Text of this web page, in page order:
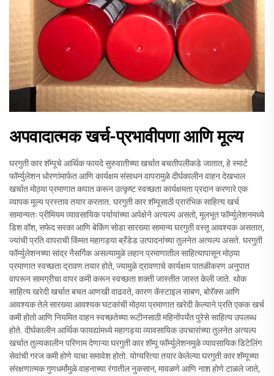
अपवादात्मक खर्च-प्रभावीपणा आणि मूल्य
घरगुती कार शॅम्पूचे आर्थिक फायदे सुरुवातीच्या खर्चात बचतीपलीकडे जातात, हे स्मार्ट
फॉर्म्युलेशन धोरणांमार्फत आणि कार्यक्षम संसाधन वापरामुळे दीर्घकालीन वाहन देखभाल
खर्चात मोठ्या प्रमाणात कपात करून उत्कृष्ट स्वच्छता कार्यक्षमता प्रदान करणारे एक
व्यापक मूल्य प्रस्ताव तयार करतात. घरगुती कार शॅम्पूसाठी प्रारंभिक साहित्य खर्च
सामान्यतः प्रीमियम व्यावसायिक पर्यायांच्या अपेक्षेने अत्यल्प असतो, मूलभूत फॉर्म्युलेशनमध्ये
डिश वॉश, सफेद सरका आणि बेकिंग सोडा सारख्या सामान्य घरगुती वस्तू आवश्यक असतात,
ज्यांची प्रति वापराची किंमत महागड्या ब्रँडेड उत्पादनांच्या तुलनेत अत्यल्प असते. घरगुती
फॉर्म्युलेशनच्या सांद्र नैसर्गिक असल्यामुळे लहान प्रमाणातील साहित्यापासून मोठ्या
प्रमाणात स्वच्छता द्रावण तयार होते, ज्यामुळे द्रावणाचे कार्यक्षम पातळीकरण अनुपात
वापरून सामग्रीचा वापर कमी करून स्वच्छता शक्ती जास्तीत जास्त केली जाते. थोक
साहित्य खरेदी खर्चात बचत आणखी वाढवते, कारण कॅस्टाइल साबण, बोरॅक्स आणि
आवश्यक तेले सारख्या आवश्यक घटकांची मोठ्या प्रमाणात खरेदी केल्याने प्रति एकक खर्च
कमी होतो आणि नियमित वाहन स्वच्छतेच्या रूटीनसाठी महिनोंपर्यंत पुरेसे साहित्य उपलब्ध
होते. दीर्घकालीन आर्थिक फायद्यांमध्ये महागड्या व्यावसायिक उपचारांच्या तुलनेत अत्यल्प
खर्चात तुल्यकालीन परिणाम देणाऱ्या घरगुती कार शॅम्पू फॉर्म्युलेशनमुळे व्यावसायिक डिटेलिंग
सेवांची गरज कमी होणे याचा समावेश होतो. योग्यरित्या तयार केलेल्या घरगुती कार शॅम्पूच्या
संरक्षणात्मक गुणधर्मांमुळे वाहनाच्या रंगातील नुकसान, मावळणे आणि नाश होणे टाळले जाते,